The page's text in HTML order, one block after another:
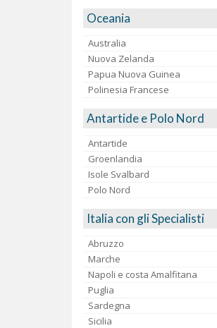
Oceania
Australia
Nuova Zelanda
Papua Nuova Guinea
Polinesia Francese
Antartide e Polo Nord
Antartide
Groenlandia
Isole Svalbard
Polo Nord
Italia con gli Specialisti
Abruzzo
Marche
Napoli e costa Amalfitana
Puglia
Sardegna
Sicilia